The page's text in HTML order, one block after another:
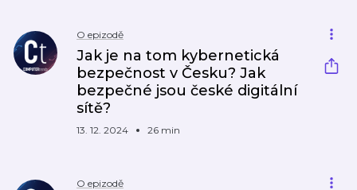
O epizodě
Jak je na tom kybernetická
bezpečnost v Česku? Jak
bezpečné jsou české digitální
sítě?
13. 12. 2024 26 min
O epizodě